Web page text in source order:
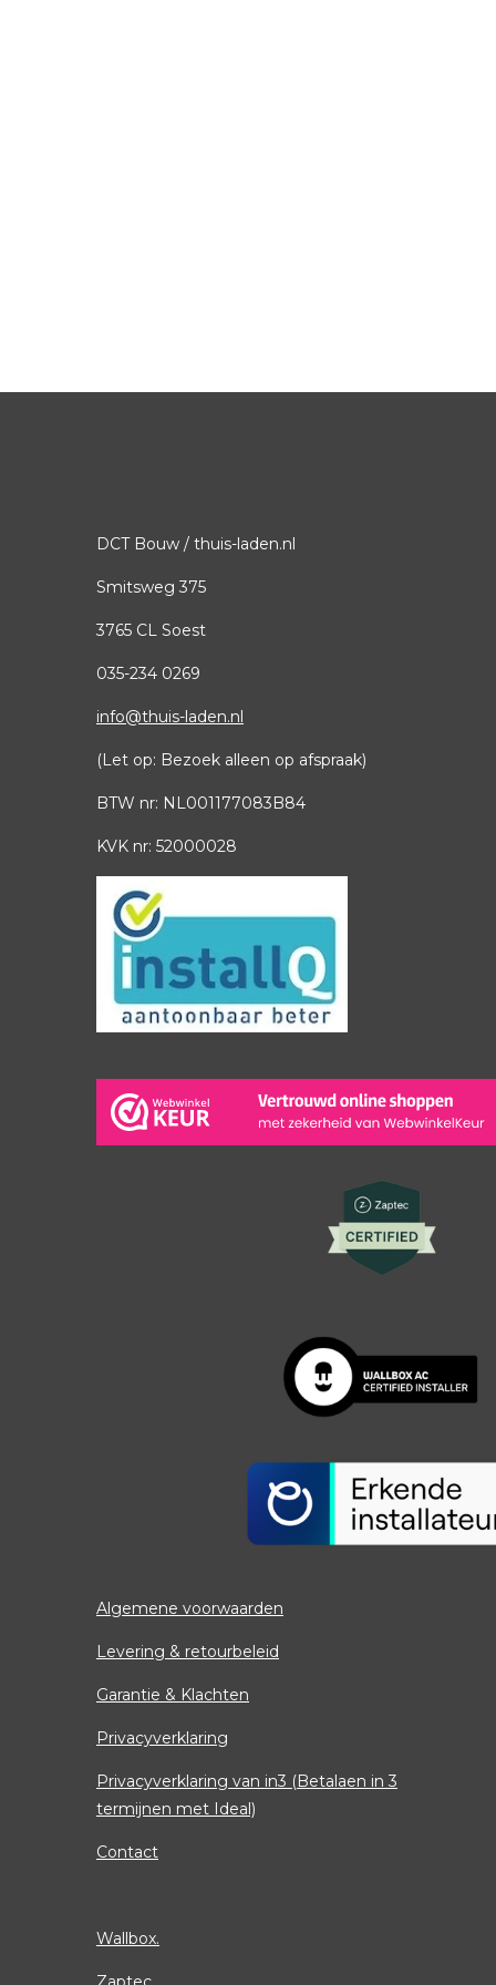
DCT Bouw / thuis-laden.nl
Smitsweg 375
3765 CL Soest
035-234 0269
info@thuis-laden.nl
(Let op: Bezoek alleen op afspraak)
BTW nr: NL001177083B84
KVK nr: 52000028
Algemene voorwaarden
Levering & retourbeleid
Garantie & Klachten
Privacyverklaring
Privacyverklaring van in3 (Betalaen in 3
termijnen met Ideal)
Contact
Wallbox.